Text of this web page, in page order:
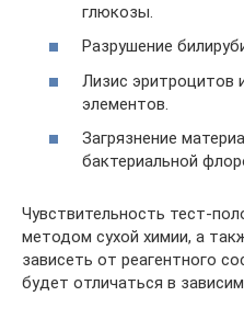
глюкозы.
Разрушение
Лизис эритроцитов
элементов.
Загрязнение
бактериальной
Чувствительность тест-
методом сухой химии, а
зависеть от реагентного
будет отличаться в